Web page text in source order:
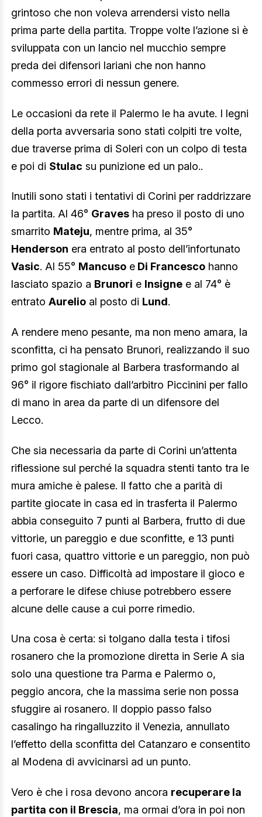
grintoso che non voleva arrendersi visto nella
prima parte della partita. Troppe volte l’azione si è
sviluppata con un lancio nel mucchio sempre
preda dei difensori lariani che non hanno
commesso errori di nessun genere.
Le occasioni da rete il Palermo le ha avute. I legni
della porta avversaria sono stati colpiti tre volte,
due traverse prima di Soleri con un colpo di testa
e poi di Stulac su punizione ed un palo..
Inutili sono stati i tentativi di Corini per raddrizzare
la partita. Al 46° Graves ha preso il posto di uno
smarrito Mateju, mentre prima, al 35°
Henderson era entrato al posto dell’infortunato
Vasic. Al 55° Mancuso e Di Francesco hanno
lasciato spazio a Brunori e Insigne e al 74° è
entrato Aurelio al posto di Lund.
A rendere meno pesante, ma non meno amara, la
sconfitta, ci ha pensato Brunori, realizzando il suo
primo gol stagionale al Barbera trasformando al
96° il rigore fischiato dall’arbitro Piccinini per fallo
di mano in area da parte di un difensore del
Lecco.
Che sia necessaria da parte di Corini un’attenta
riflessione sul perché la squadra stenti tanto tra le
mura amiche è palese. Il fatto che a parità di
partite giocate in casa ed in trasferta il Palermo
abbia conseguito 7 punti al Barbera, frutto di due
vittorie, un pareggio e due sconfitte, e 13 punti
fuori casa, quattro vittorie e un pareggio, non può
essere un caso. Difficoltà ad impostare il gioco e
a perforare le difese chiuse potrebbero essere
alcune delle cause a cui porre rimedio.
Una cosa è certa: si tolgano dalla testa i tifosi
rosanero che la promozione diretta in Serie A sia
solo una questione tra Parma e Palermo o,
peggio ancora, che la massima serie non possa
sfuggire ai rosanero. Il doppio passo falso
casalingo ha ringalluzzito il Venezia, annullato
l’effetto della sconfitta del Catanzaro e consentito
al Modena di avvicinarsi ad un punto.
Vero è che i rosa devono ancora recuperare la
partita con il Brescia, ma ormai d’ora in poi non